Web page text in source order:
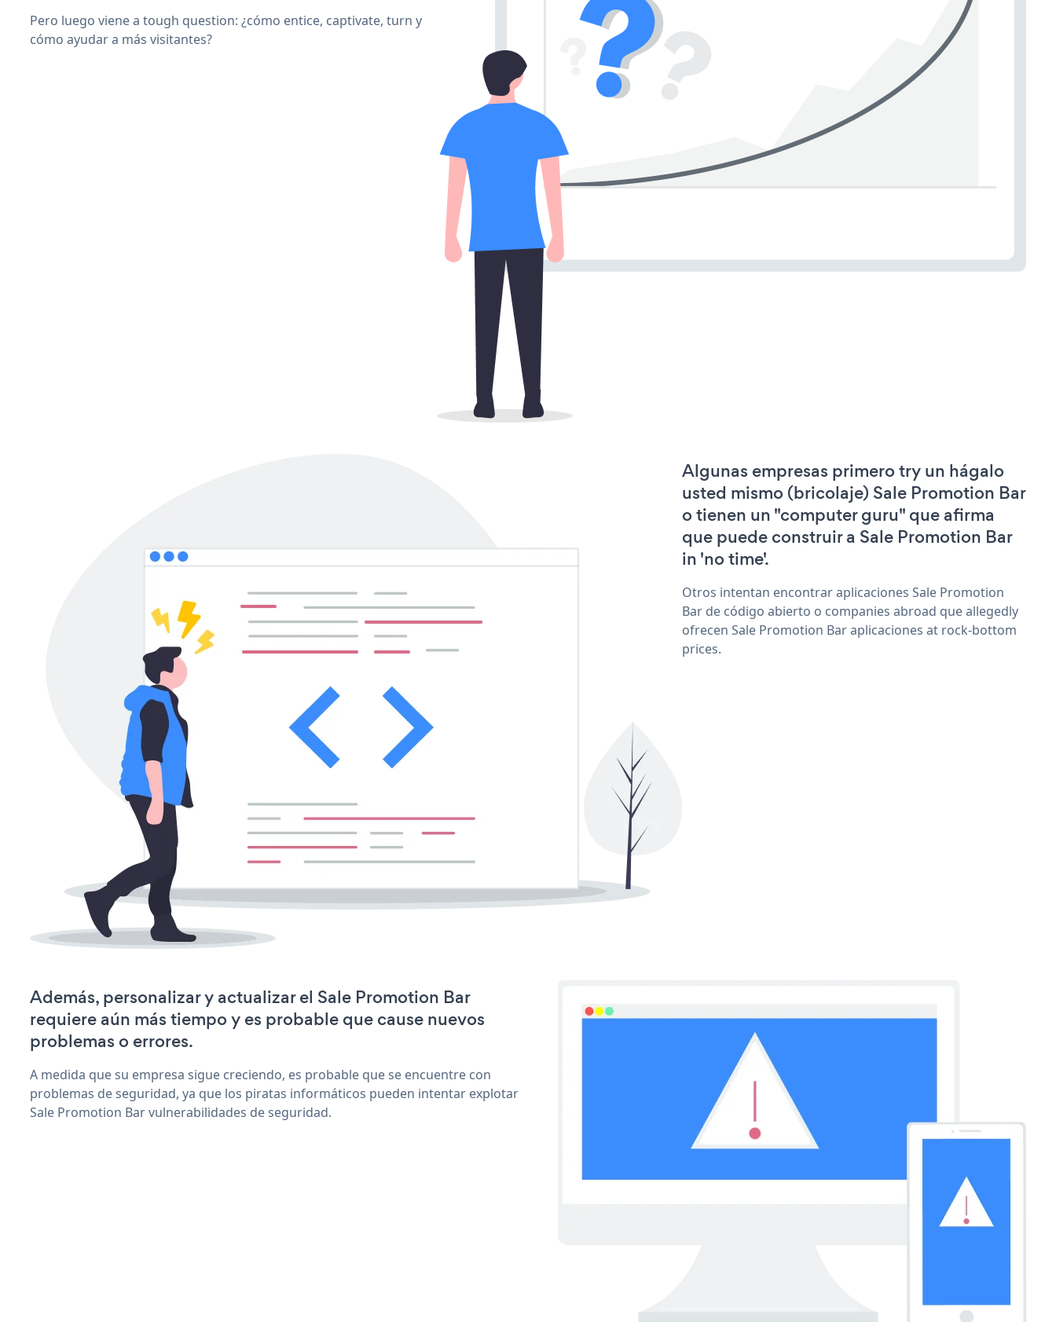
Pero luego viene a tough question: ¿cómo entice, captivate, turn y
cómo ayudar a más visitantes?
Algunas empresas primero try un hágalo
usted mismo (bricolaje) Sale Promotion Bar
o tienen un "computer guru" que afirma
que puede construir a Sale Promotion Bar
in 'no time'.
Otros intentan encontrar aplicaciones Sale Promotion
Bar de código abierto o companies abroad que allegedly
ofrecen Sale Promotion Bar aplicaciones at rock-bottom
prices.
Además, personalizar y actualizar el Sale Promotion Bar
requiere aún más tiempo y es probable que cause nuevos
problemas o errores.
A medida que su empresa sigue creciendo, es probable que se encuentre con
problemas de seguridad, ya que los piratas informáticos pueden intentar explotar
Sale Promotion Bar vulnerabilidades de seguridad.